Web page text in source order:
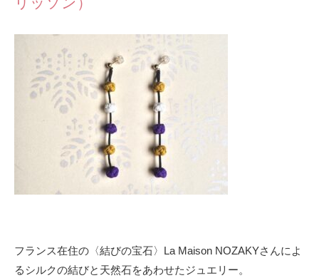
フランス在住の〈結びの宝石〉La Maison NOZAKYさんによ
るシルクの結びと天然石をあわせたジュエリー。